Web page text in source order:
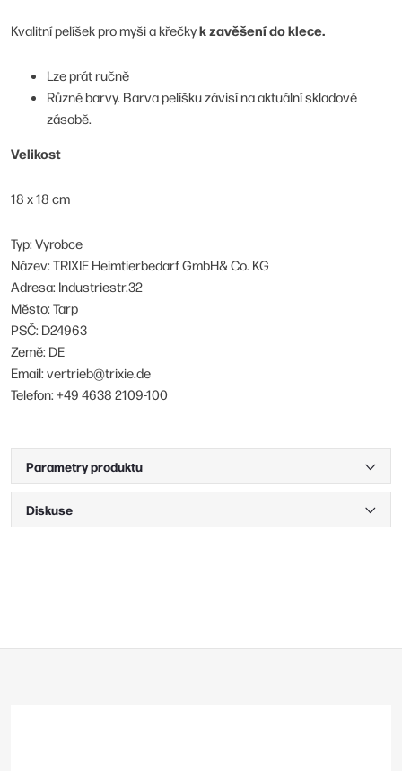
Kvalitní pelíšek pro myši a křečkyk zavěšení do klece.
Lze prát ručně
Různé barvy. Barva pelíšku závisí na aktuální skladové
zásobě.
Velikost
18 x 18 cm
Typ: Vyrobce
Název: TRIXIE Heimtierbedarf GmbH& Co. KG
Adresa: Industriestr.32
Město: Tarp
PSČ: D24963
Země: DE
Email: vertrieb@trixie.de
Telefon: +49 4638 2109-100
Parametry produktu
Diskuse